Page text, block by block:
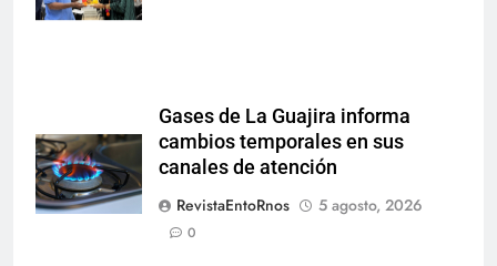
Gases de La Guajira informa
cambios temporales en sus
canales de atención
RevistaEntoRnos
5 agosto, 2026
0